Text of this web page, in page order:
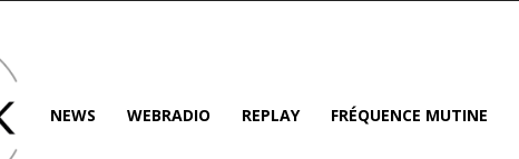
NEWS WEBRADIO REPLAY FRÉQUENCE MUTINE